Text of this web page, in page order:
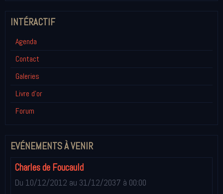
INTÉRACTIF
Agenda
Contact
Galeries
Livre d'or
Forum
EVÉNEMENTS À VENIR
Charles de Foucauld
Du 10/12/2012 au 31/12/2037 à 00:00